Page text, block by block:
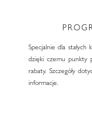
Specjalnie dla
dzięki czemu punkty
rabaty. Szczegóły
informacje.